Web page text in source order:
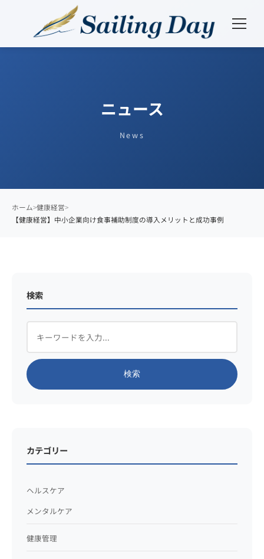
ニュース
News
ホーム 健康経営
【健康経営】中小企業向け食事補助制度の導入メリットと成功事例
検索
検索
カテゴリー
ヘルスケア
メンタルケア
健康管理